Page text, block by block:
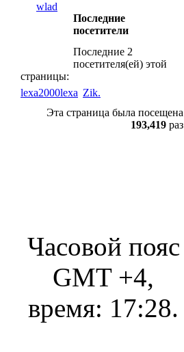
wlad
Последние
посетители
Последние 2
посетителя(ей) этой
страницы:
lexa2000lexa Zik.
Эта страница была посещена
193,419 раз
Часовой пояс
GMT +4,
время: 17:28.